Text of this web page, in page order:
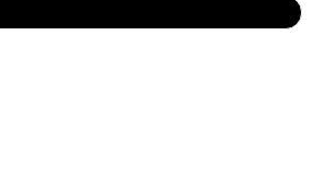
avgörande, när verkligheten är allt
och förutsägbar.